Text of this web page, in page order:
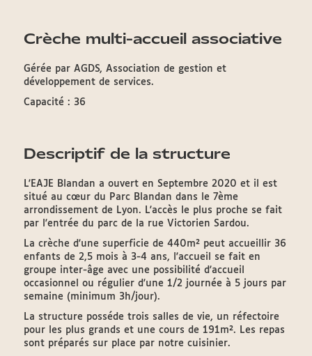
Crèche multi-accueil associative
Gérée par AGDS, Association de gestion et
développement de services.
Capacité : 36
Descriptif de la structure
L'EAJE Blandan a ouvert en Septembre 2020 et il est
situé au cœur du Parc Blandan dans le 7ème
arrondissement de Lyon. L'accès le plus proche se fait
par l'entrée du parc de la rue Victorien Sardou.
La crèche d'une superficie de 440m² peut accueillir 36
enfants de 2,5 mois à 3-4 ans, l'accueil se fait en
groupe inter-âge avec une possibilité d'accueil
occasionnel ou régulier d'une 1/2 journée à 5 jours par
semaine (minimum 3h/jour).
La structure posséde trois salles de vie, un réfectoire
pour les plus grands et une cours de 191m². Les repas
sont préparés sur place par notre cuisinier.